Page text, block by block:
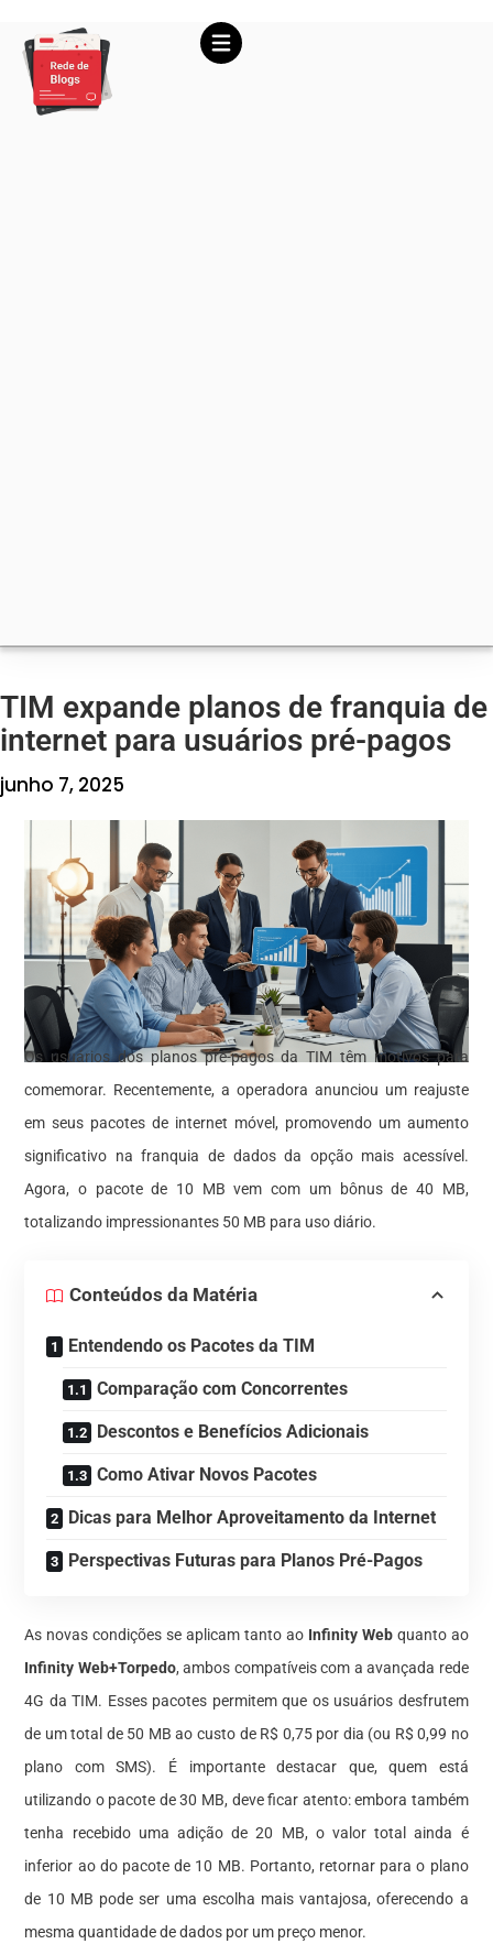
TIM expande planos de franquia de
internet para usuários pré-pagos
junho 7, 2025
Os usuários dos planos pré-pagos da TIM têm motivos para
comemorar. Recentemente, a operadora anunciou um reajuste
em seus pacotes de internet móvel, promovendo um aumento
significativo na franquia de dados da opção mais acessível.
Agora, o pacote de 10 MB vem com um bônus de 40 MB,
totalizando impressionantes 50 MB para uso diário.
Conteúdos da Matéria
Entendendo os Pacotes da TIM
Comparação com Concorrentes
Descontos e Benefícios Adicionais
Como Ativar Novos Pacotes
Dicas para Melhor Aproveitamento da Internet
Perspectivas Futuras para Planos Pré-Pagos
As novas condições se aplicam tanto ao Infinity Webquanto ao
Infinity Web+Torpedo, ambos compatíveis com a avançada rede
4G da TIM. Esses pacotes permitem que os usuários desfrutem
de um total de 50 MB ao custo de R$ 0,75 por dia (ou R$ 0,99 no
plano com SMS). É importante destacar que, quem está
utilizando o pacote de 30 MB, deve ficar atento: embora também
tenha recebido uma adição de 20 MB, o valor total ainda é
inferior ao do pacote de 10 MB. Portanto, retornar para o plano
de 10 MB pode ser uma escolha mais vantajosa, oferecendo a
mesma quantidade de dados por um preço menor.